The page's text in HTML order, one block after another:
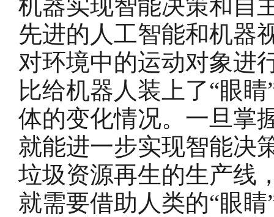
机器实现智能决策和自
先进的人工智能和机器
对环境中的运动对象进
比给机器人装上了“眼
体的变化情况。一旦掌
就能进一步实现智能决
垃圾资源再生的生产线
就需要借助人类的“眼